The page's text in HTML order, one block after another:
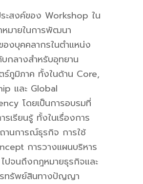
ะสงค์ของ Workshop ใน
หมายในการพัฒนา
องบุคคลากรในตำแหน่ง
บกลางสำหรับอุทยาน
ร์ภูมิภาค ทั้งในด้าน Core,
และ Global
โดยเป็นการอบรมที่
รเรียนรู้ ทั้งในเรื่องการ
ถานการณ์ธุรกิจ การใช้
การวางแผนบริหาร
ปจนถึงกฎหมายธุรกิจและ
ทรัพย์สินทางปัญญา